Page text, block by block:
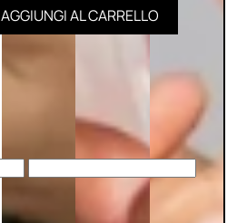
AGGIUNGI AL CARRELLO